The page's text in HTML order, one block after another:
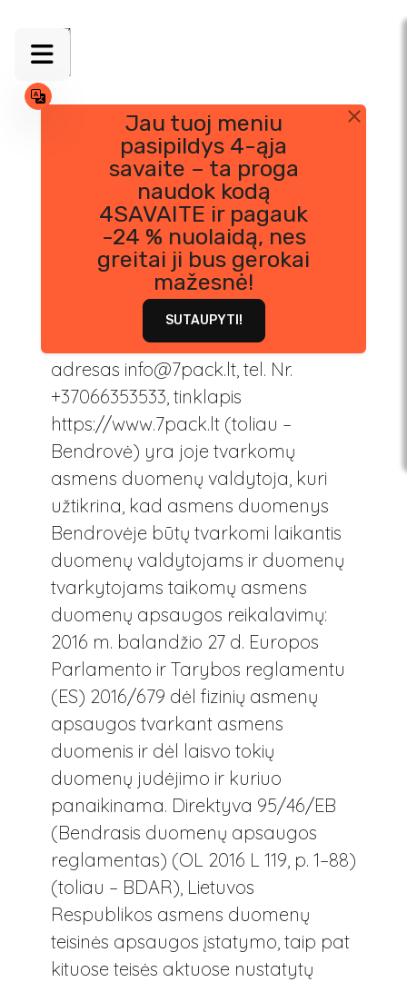
Jau tuoj meniu
pasipildys 4-ąja
savaite – ta proga
naudok kodą
4SAVAITE ir pagauk
-24 % nuolaidą, nes
greitai ji bus gerokai
mažesnė!
SUTAUPYTI!
Privatumo Politika
ASMENS DUOMENŲ APSAUGOS
PRIVATUMO POLITIKA
UAB „7pack“, įmonės kodas
304066171, registracijos adresas
Ukmergės g. 222, Vilnius, el. pašto
adresas info@7pack.lt, tel. Nr.
+37066353533, tinklapis
https://www.7pack.lt (toliau –
Bendrovė) yra joje tvarkomų
asmens duomenų valdytoja, kuri
užtikrina, kad asmens duomenys
Bendrovėje būtų tvarkomi laikantis
duomenų valdytojams ir duomenų
tvarkytojams taikomų asmens
duomenų apsaugos reikalavimų:
2016 m. balandžio 27 d. Europos
Parlamento ir Tarybos reglamentu
(ES) 2016/679 dėl fizinių asmenų
apsaugos tvarkant asmens
duomenis ir dėl laisvo tokių
duomenų judėjimo ir kuriuo
panaikinama. Direktyva 95/46/EB
(Bendrasis duomenų apsaugos
reglamentas) (OL 2016 L 119, p. 1–88)
(toliau – BDAR), Lietuvos
Respublikos asmens duomenų
teisinės apsaugos įstatymo, taip pat
kituose teisės aktuose nustatytų